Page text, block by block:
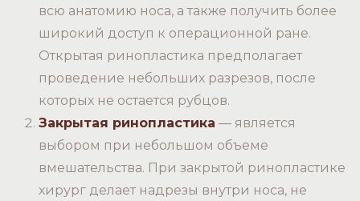
всю анатомию носа, а также получить более
широкий доступ к операционной ране.
Открытая ринопластика предполагает
проведение небольших разрезов, после
которых не остается рубцов.
Закрытая ринопластика — является
выбором при небольшом объеме
вмешательства. При закрытой ринопластике
хирург делает надрезы внутри носа, не